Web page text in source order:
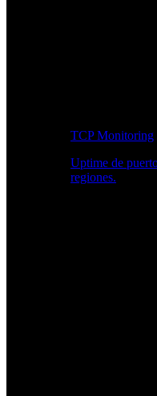
TCP Monitoring
Uptime de
regiones.